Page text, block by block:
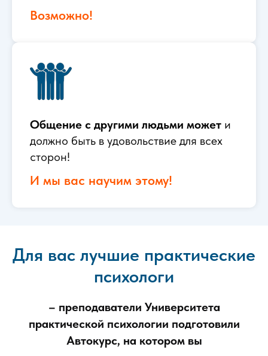
Возможно!
Общение с другими людьми может и
должно быть в удовольствие для всех
сторон!
И мы вас научим этому!
Для вас лучшие практические
психологи
– преподаватели Университета
практической психологии подготовили
Автокурс, на котором вы